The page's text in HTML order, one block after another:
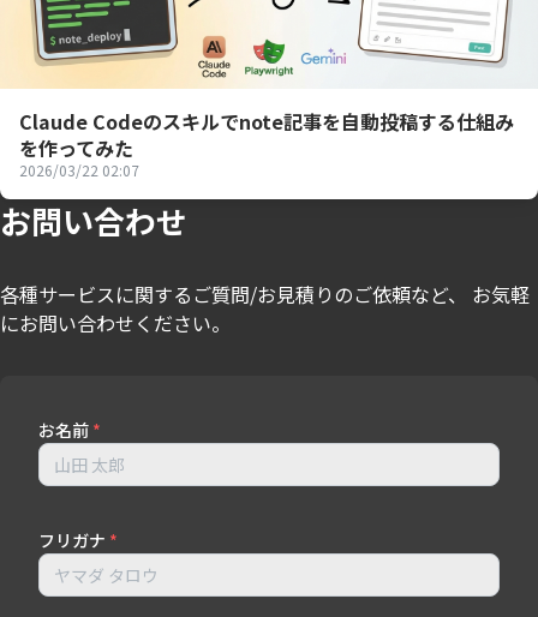
Claude Codeのスキルでnote記事を自動投稿する仕組み
を作ってみた
2026/03/22 02:07
お問い合わせ
各種サービスに関するご質問/お見積りのご依頼など、 お気軽
にお問い合わせください。
お名前 *
フリガナ *